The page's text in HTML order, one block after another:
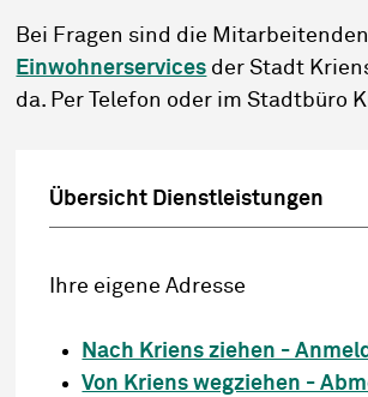
Bei Fragen sind die
Einwohnerservices der Stadt
da. Per Telefon oder im Stadtbüro
Übersicht Dienstleistungen
Ihre eigene Adresse
Nach Kriens ziehen -
Von Kriens wegziehen -